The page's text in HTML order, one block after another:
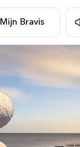
Mijn Bravis